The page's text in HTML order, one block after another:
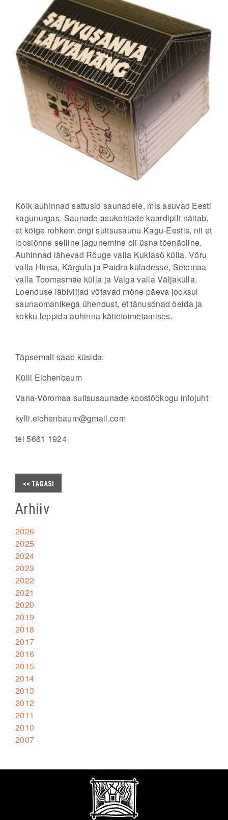
Kõik auhinnad sattusid saunadele, mis asuvad Eesti
kagunurgas. Saunade asukohtade kaardipilt näitab,
et kõige rohkem ongi suitsusaunu Kagu-Eestis, nii et
loosiõnne selline jagunemine oli üsna tõenäoline.
Auhinnad lähevad Rõuge valla Kuklasõ külla, Võru
valla Hinsa, Kärgula ja Paidra küladesse, Setomaa
valla Toomasmäe külla ja Valga valla Väljakülla.
Loenduse läbiviijad võtavad mõne päeva jooksul
saunaomanikega ühendust, et tänusõnad öelda ja
kokku leppida auhinna kättetoimetamises.
Täpsemalt saab küsida:
Külli Eichenbaum
Vana-Võromaa suitsusaunade koostöökogu infojuht
kylli.eichenbaum@gmail.com
tel 5661 1924
<< TAGASI
Arhiiv
2026
2025
2024
2023
2022
2021
2020
2019
2018
2017
2016
2015
2014
2013
2012
2011
2010
2007